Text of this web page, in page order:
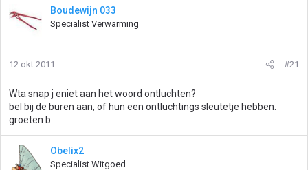
Boudewijn 033
Specialist Verwarming
12 okt 2011 #21
Wta snap j eniet aan het woord ontluchten?
bel bij de buren aan, of hun een ontluchtings sleutetje hebben.
groeten b
Obelix2
Specialist Witgoed